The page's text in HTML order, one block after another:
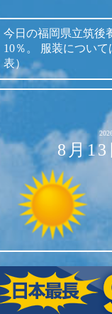
今日の福岡県立筑後
10％。
服装について
表）
8月